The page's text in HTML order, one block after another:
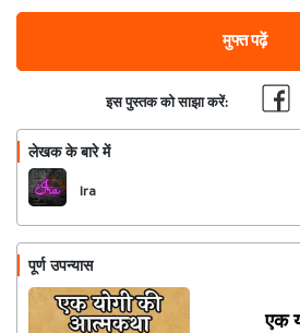
मुफ्त पढ़ें
इस पुस्तक को साझा करें:
लेखक के बारे में
Ira
पूर्ण उपन्यास
एक